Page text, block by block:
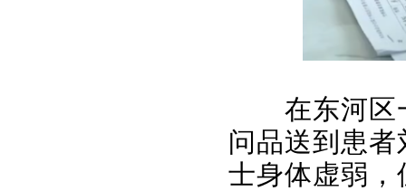
在东河区
问品送到患
士身体虚弱